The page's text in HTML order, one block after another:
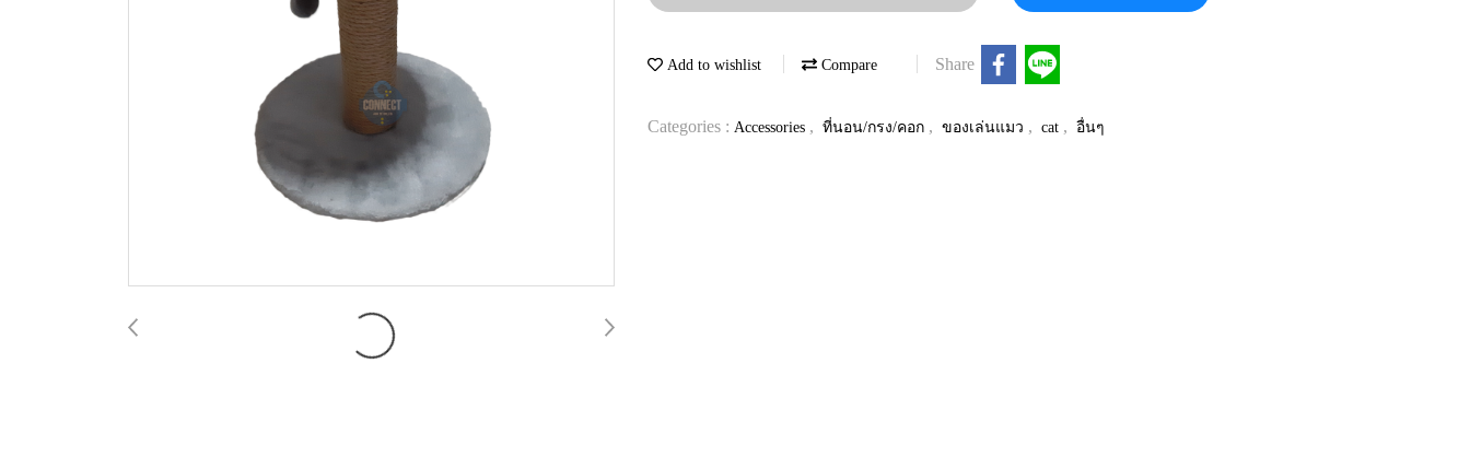
Add to wishlist Compare Share
Categories : Accessories , ที่นอน/กรง/คอก , ของเล่นแมว , cat , อื่นๆ